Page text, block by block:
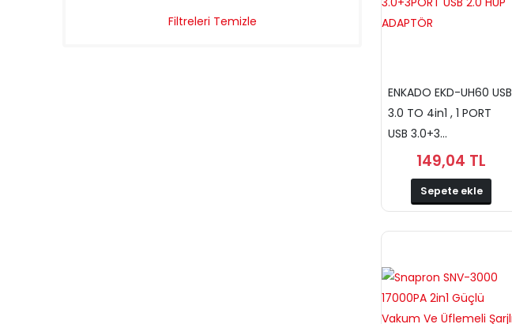
Filtreleri Temizle
ENKADO EKD-UH60 USB
3.0 TO 4in1 , 1 PORT
USB 3.0+3...
149,04 TL
Sepete ekle